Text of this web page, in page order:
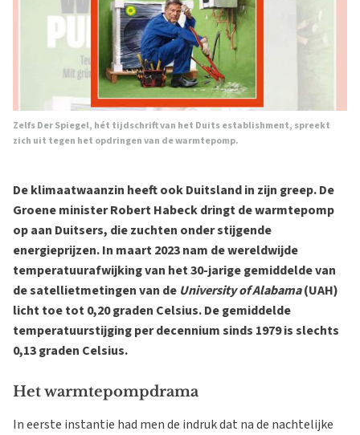
Zelfs Der Spiegel, hét tijdschrift van het Duits establishment, spreekt
zich uit tegen het opdringen van de warmtepomp.
De klimaatwaanzin heeft ook Duitsland in zijn greep. De
Groene minister Robert Habeck dringt de warmtepomp
op aan Duitsers, die zuchten onder stijgende
energieprijzen. In maart 2023 nam de wereldwijde
temperatuurafwijking van het 30-jarige gemiddelde van
de satellietmetingen van de University of Alabama(UAH)
licht toe tot 0,20 graden Celsius. De gemiddelde
temperatuurstijging per decennium sinds 1979 is slechts
0,13 graden Celsius.
Het warmtepompdrama
In eerste instantie had men de indruk dat na de nachtelijke